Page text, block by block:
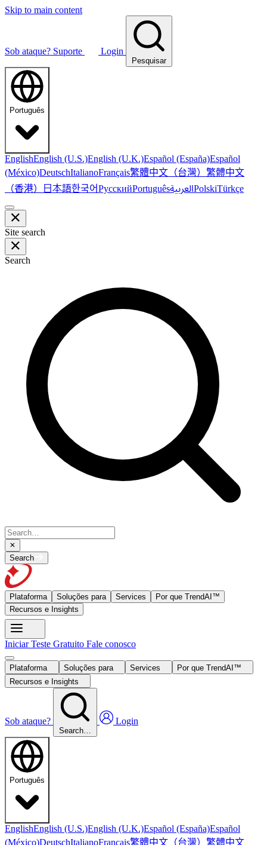
Skip to main content
Sob ataque? Suporte Login
Pesquisar
Português
EnglishEnglish (U.S.)English (U.K.)Español (España)Español
(México)DeutschItalianoFrançais繁體中文（台灣） 繁體中文
（香港） 日本語한국어РусскийPortuguêsالعربيةPolskiTürkçe
Site search
Search
Search
Plataforma Soluções para Services
Por que TrendAI™
Recursos e Insights
Iniciar Teste Gratuito Fale conosco
Plataforma Soluções para Services
Por que TrendAI™
Recursos e Insights
Sob ataque?
Search…
Login
Português
EnglishEnglish (U.S.)English (U.K.)Español (España)Español
(México)DeutschItalianoFrançais繁體中文（台灣） 繁體中文